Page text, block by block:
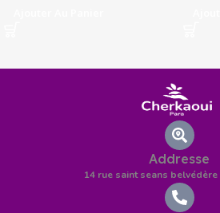
Addresse
14 rue saint seans